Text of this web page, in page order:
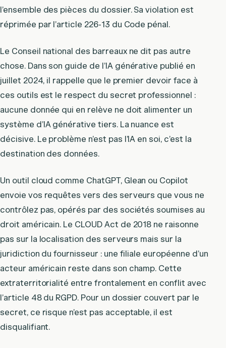
l’ensemble des pièces du dossier. Sa violation est
réprimée par l’article 226-13 du Code pénal.
Le Conseil national des barreaux ne dit pas autre
chose. Dans son guide de l’IA générative publié en
juillet 2024, il rappelle que le premier devoir face à
ces outils est le respect du secret professionnel :
aucune donnée qui en relève ne doit alimenter un
système d’IA générative tiers. La nuance est
décisive. Le problème n’est pas l’IA en soi, c’est la
destination des données.
Un outil cloud comme ChatGPT, Glean ou Copilot
envoie vos requêtes vers des serveurs que vous ne
contrôlez pas, opérés par des sociétés soumises au
droit américain. Le CLOUD Act de 2018 ne raisonne
pas sur la localisation des serveurs mais sur la
juridiction du fournisseur : une filiale européenne d’un
acteur américain reste dans son champ. Cette
extraterritorialité entre frontalement en conflit avec
l’article 48 du RGPD. Pour un dossier couvert par le
secret, ce risque n’est pas acceptable, il est
disqualifiant.